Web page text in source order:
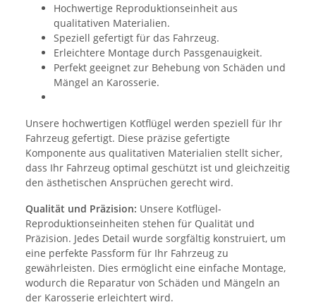
Hochwertige Reproduktionseinheit aus
qualitativen Materialien.
Speziell gefertigt für das Fahrzeug.
Erleichtere Montage durch Passgenauigkeit.
Perfekt geeignet zur Behebung von Schäden und
Mängel an Karosserie.
Unsere hochwertigen Kotflügel werden speziell für Ihr
Fahrzeug gefertigt. Diese präzise gefertigte
Komponente aus qualitativen Materialien stellt sicher,
dass Ihr Fahrzeug optimal geschützt ist und gleichzeitig
den ästhetischen Ansprüchen gerecht wird.
Qualität und Präzision: Unsere Kotflügel-
Reproduktionseinheiten stehen für Qualität und
Präzision. Jedes Detail wurde sorgfältig konstruiert, um
eine perfekte Passform für Ihr Fahrzeug zu
gewährleisten. Dies ermöglicht eine einfache Montage,
wodurch die Reparatur von Schäden und Mängeln an
der Karosserie erleichtert wird.